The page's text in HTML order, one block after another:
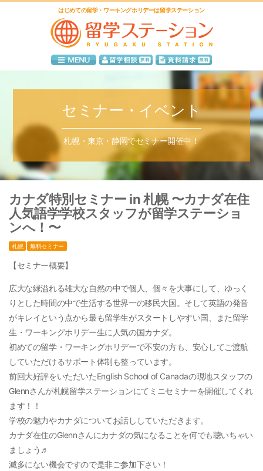
はじめての留学・ワーキングホリデーは留学ステーション
セミナー・イベント
札幌・東京・静岡でセミナー開催中！
カナダ特別セミナー in 札幌 〜カナダ在住
人気語学学校スタッフが留学ステーショ
ンへ！〜
札幌 無料セミナー
【セミナー概要】
広大な緑溢れる雄大な自然の中で個人、個々を大事にして、ゆっく
りとした時間の中で生活する世界一の移民大国。そして英語の発音
がキレイという点から最も留学生がスタートしやすい国、また留学
生・ワーキングホリデー生に人気の国カナダ。
初めての留学・ワーキングホリデーで不安の方も、安心してご渡航
していただけるサポート体制も整っています。
前回大好評をいただいたEnglish School of Canadaの現地スタッフの
Glennさんが札幌留学ステーションにてミニセミナーを開催してくれ
ます！！
学校の魅力やカナダについてお話ししていただきます。
カナダ在住のGlennさんにカナダの気になることを何でも聴いちゃい
ましょう♬
滅多にない機会ですので是非ご参加下さい！